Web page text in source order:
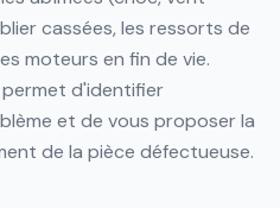
cassées, les ressorts de
moteurs en fin de vie.
d'identifier
et de vous proposer la
de la pièce défectueuse.